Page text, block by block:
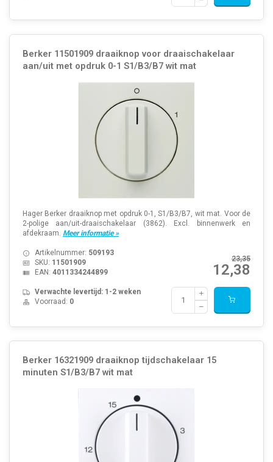
Berker 11501909 draaiknop voor draaischakelaar
aan/uit met opdruk 0-1 S1/B3/B7 wit mat
Hager Berker draaiknop met opdruk 0-1, S1/B3/B7, wit mat. Voor de
2-polige aan/uit-draaischakelaar (3862). Excl. binnenwerk en
afdekraam. Meer informatie »
23,35
12,38
Artikelnummer: 509193
SKU: 11501909
EAN: 4011334244899
Verwachte levertijd: 1-2 weken
Voorraad: 0
Berker 16321909 draaiknop tijdschakelaar 15
minuten S1/B3/B7 wit mat